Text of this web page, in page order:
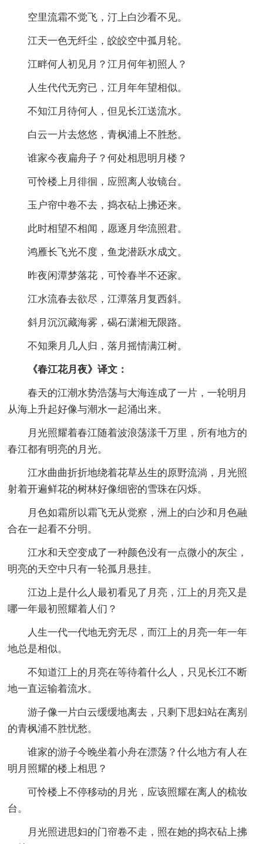
空里流霜不觉飞，汀上白沙看不见。
江天一色无纤尘，皎皎空中孤月轮。
江畔何人初见月？江月何年初照人？
人生代代无穷已，江月年年望相似。
不知江月待何人，但见长江送流水。
白云一片去悠悠，青枫浦上不胜愁。
谁家今夜扁舟子？何处相思明月楼？
可怜楼上月徘徊，应照离人妆镜台。
玉户帘中卷不去，捣衣砧上拂还来。
此时相望不相闻，愿逐月华流照君。
鸿雁长飞光不度，鱼龙潜跃水成文。
昨夜闲潭梦落花，可怜春半不还家。
江水流春去欲尽，江潭落月复西斜。
斜月沉沉藏海雾，碣石潇湘无限路。
不知乘月几人归，落月摇情满江树。
《春江花月夜》译文：
春天的江潮水势浩荡与大海连成了一片，一轮明月
从海上升起好像与潮水一起涌出来。
月光照耀着春江随着波浪荡漾千万里，所有地方的
春江都有明亮的月光。
江水曲曲折折地绕着花草丛生的原野流淌，月光照
射着开遍鲜花的树林好像细密的雪珠在闪烁。
月色如霜所以霜飞无从觉察，洲上的白沙和月色融
合在一起看不分明。
江水和天空变成了一种颜色没有一点微小的灰尘，
明亮的天空中只有一轮孤月悬挂。
江边上是什么人最初看见了月亮，江上的月亮又是
哪一年最初照耀着人们？
人生一代一代地无穷无尽，而江上的月亮一年一年
地总是相似。
不知道江上的月亮在等待着什么人，只见长江不断
地一直运输着流水。
游子像一片白云缓缓地离去，只剩下思妇站在离别
的青枫浦不胜忧愁。
谁家的游子今晚坐着小舟在漂荡？什么地方有人在
明月照耀的楼上相思？
可怜楼上不停移动的月光，应该照耀在离人的梳妆
台。
月光照进思妇的门帘卷不走，照在她的捣衣砧上拂